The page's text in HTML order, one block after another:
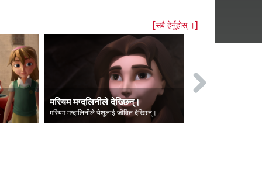
[सबै हेर्नुहोस् ।]
मरियम मग्‍दलिनीले देख्छिन्।
मरियम मग्दालिनीले येशूलाई जीवित देख्छिन्।